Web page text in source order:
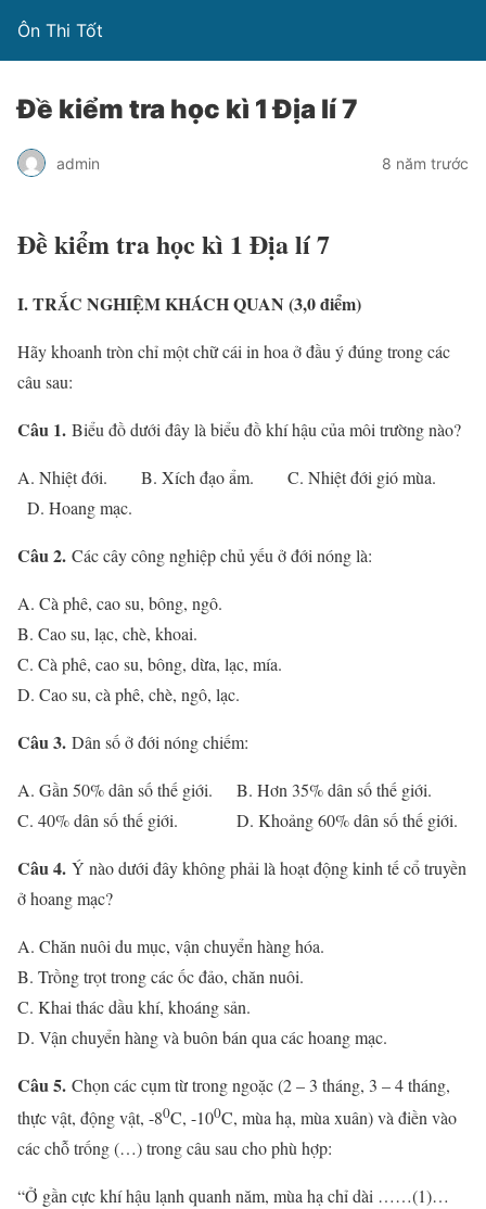
Ôn Thi Tốt
Đề kiểm tra học kì 1 Địa lí 7
admin 8 năm trước
Đề kiểm tra học kì 1 Địa lí 7
I. TRẮC NGHIỆM KHÁCH QUAN (3,0 điểm)
Hãy khoanh tròn chỉ một chữ cái in hoa ở đầu ý đúng trong các
câu sau:
Câu 1. Biểu đồ dưới đây là biểu đồ khí hậu của môi trường nào?
A. Nhiệt đới. B. Xích đạo ẩm. C. Nhiệt đới gió mùa.
D. Hoang mạc.
Câu 2. Các cây công nghiệp chủ yếu ở đới nóng là:
A. Cà phê, cao su, bông, ngô.
B. Cao su, lạc, chè, khoai.
C. Cà phê, cao su, bông, dừa, lạc, mía.
D. Cao su, cà phê, chè, ngô, lạc.
Câu 3. Dân số ở đới nóng chiếm:
A. Gần 50% dân số thế giới. B. Hơn 35% dân số thế giới.
C. 40% dân số thế giới. D. Khoảng 60% dân số thế giới.
Câu 4. Ý nào dưới đây không phải là hoạt động kinh tế cổ truyền
ở hoang mạc?
A. Chăn nuôi du mục, vận chuyển hàng hóa.
B. Trồng trọt trong các ốc đảo, chăn nuôi.
C. Khai thác dầu khí, khoáng sản.
D. Vận chuyển hàng và buôn bán qua các hoang mạc.
Câu 5. Chọn các cụm từ trong ngoặc (2 – 3 tháng, 3 – 4 tháng,
thực vật, động vật, -80C, -100C, mùa hạ, mùa xuân) và điền vào
các chỗ trống (…) trong câu sau cho phù hợp:
“Ở gần cực khí hậu lạnh quanh năm, mùa hạ chỉ dài ……(1)…